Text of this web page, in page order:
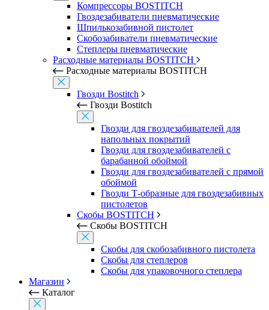
Компрессоры BOSTITCH
Гвоздезабиватели пневматические
Шпилькозабивной пистолет
Скобозабиватели пневматические
Степлеры пневматические
Расходные материалы BOSTITCH
Расходные материалы BOSTITCH
Гвозди Bostitch
Гвозди Bostitch
Гвозди для гвоздезабивателей для
напольных покрытий
Гвозди для гвоздезабивателей с
барабанной обоймой
Гвозди для гвоздезабивателей с прямой
обоймой
Гвозди Т-образные для гвоздезабивных
пистолетов
Скобы BOSTITCH
Скобы BOSTITCH
Скобы для скобозабивного пистолета
Скобы для степлеров
Скобы для упаковочного степлера
Магазин
Каталог